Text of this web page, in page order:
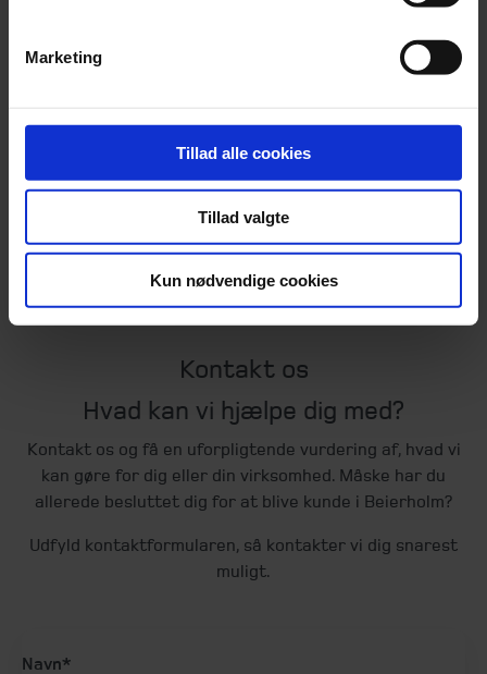
Marketing
Tillad alle cookies
Tillad valgte
Kun nødvendige cookies
96 90 03 37
Kontakt os
Hvad kan vi hjælpe dig med?
Kontakt os og få en uforpligtende vurdering af, hvad vi
kan gøre for dig eller din virksomhed. Måske har du
allerede besluttet dig for at blive kunde i Beierholm?
Udfyld kontaktformularen, så kontakter vi dig snarest
muligt.
Navn